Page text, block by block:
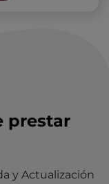
prestar
y Actualización